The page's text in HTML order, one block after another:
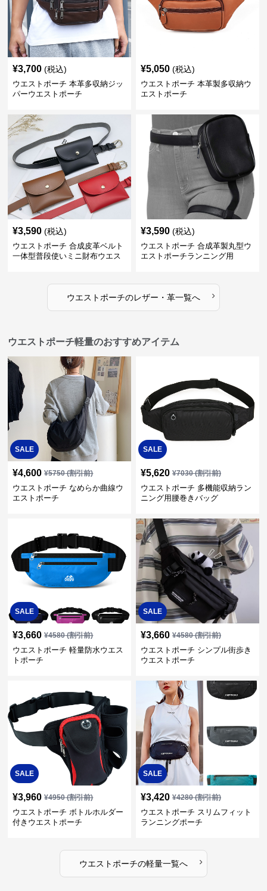
¥3,700 (税込)
ウエストポーチ 本革多収納ジッ
パーウエストポーチ
¥5,050 (税込)
ウエストポーチ 本革製多収納ウ
エストポーチ
¥3,590 (税込)
ウエストポーチ 合成皮革ベルト
一体型普段使いミニ財布ウエス
¥3,590 (税込)
ウエストポーチ 合成革製丸型ウ
エストポーチランニング用
ウエストポーチのレザー・革一覧へ ›
ウエストポーチ軽量のおすすめアイテム
SALE
¥4,600 ¥5750(割引前)
ウエストポーチ なめらか曲線ウ
エストポーチ
SALE
¥5,620 ¥7030(割引前)
ウエストポーチ 多機能収納ラン
ニング用腰巻きバッグ
SALE
¥3,660 ¥4580(割引前)
ウエストポーチ 軽量防水ウエス
トポーチ
SALE
¥3,660 ¥4580(割引前)
ウエストポーチ シンプル街歩き
ウエストポーチ
SALE
¥3,960 ¥4950(割引前)
ウエストポーチ ボトルホルダー
付きウエストポーチ
SALE
¥3,420 ¥4280(割引前)
ウエストポーチ スリムフィット
ランニングポーチ
ウエストポーチの軽量一覧へ ›